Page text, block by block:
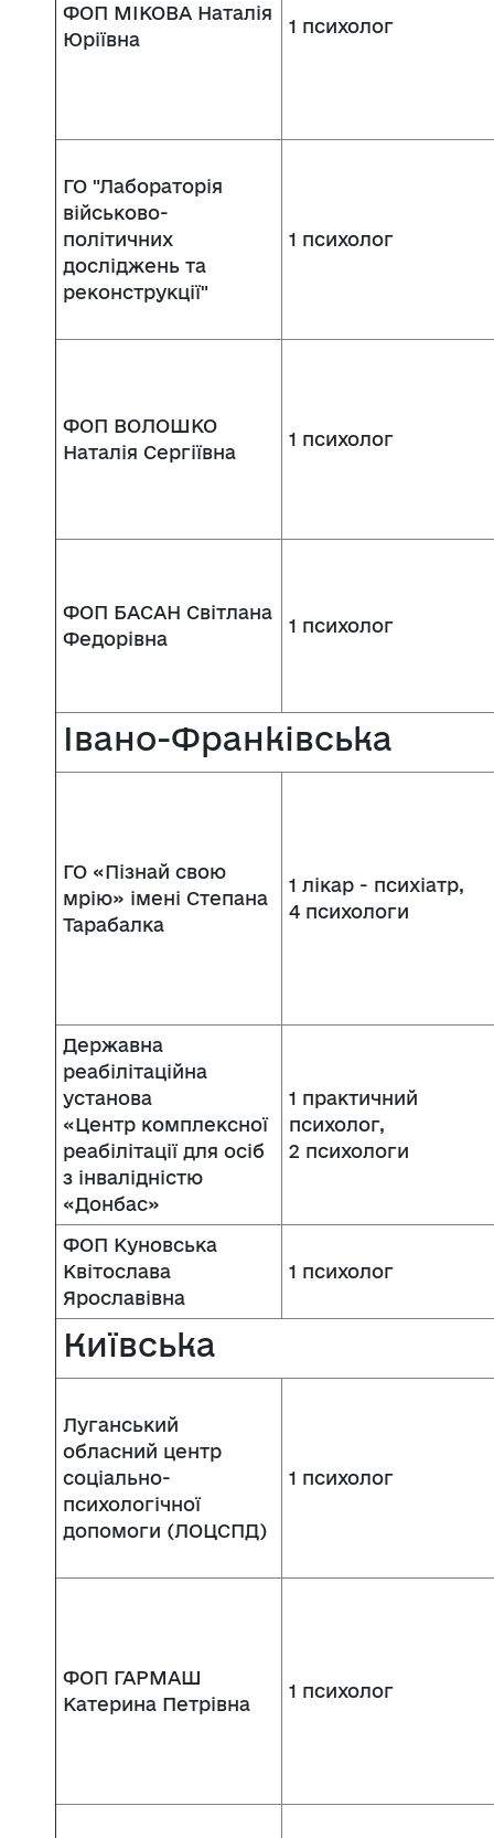
ФОП МІКОВА Наталія
Юріївна
1 психолог
ГО "Лабораторія
військово-
політичних
досліджень та
реконструкції"
1 психолог
ФОП ВОЛОШКО
Наталія Сергіївна
1 психолог
ФОП БАСАН Світлана
Федорівна
1 психолог
Івано-Франківська
ГО «Пізнай свою
мрію» імені Степана
Тарабалка
1 лікар - психіатр,
4 психологи
Державна
реабілітаційна
установа
«Центр комплексної
реабілітації для осіб
з інвалідністю
«Донбас»
1 практичний
психолог,
2 психологи
ФОП Куновська
Квітослава
Ярославівна
1 психолог
Київська
Луганський
обласний центр
соціально-
психологічної
допомоги (ЛОЦСПД)
1 психолог
ФОП ГАРМАШ
Катерина Петрівна
1 психолог